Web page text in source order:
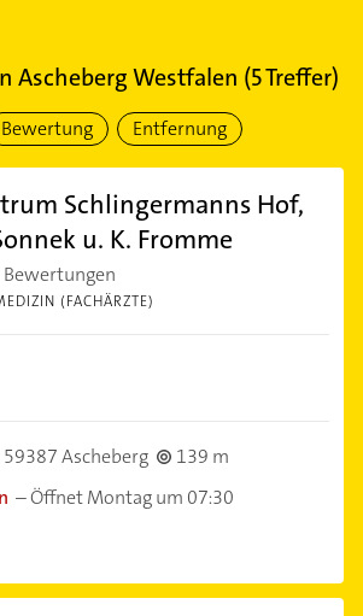
Ascheberg Westfalen (5Treffer)
Bewertung Entfernung
Schlingermanns Hof,
u. K. Fromme
Bewertungen
(FACHÄRZTE)
59387 Ascheberg
139 m
–Öffnet Montag um 07:30